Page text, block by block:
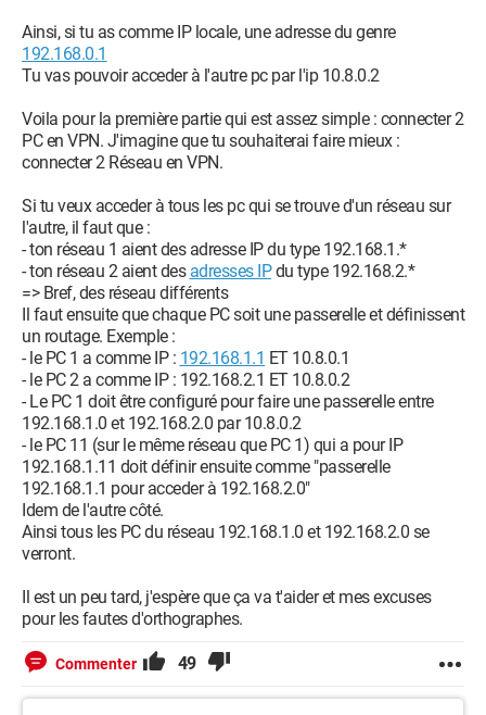
Ainsi, si tu as comme IP locale, une adresse du genre
192.168.0.1
Tu vas pouvoir acceder à l'autre pc par l'ip 10.8.0.2
Voila pour la première partie qui est assez simple : connecter 2
PC en VPN. J'imagine que tu souhaiterai faire mieux :
connecter 2 Réseau en VPN.
Si tu veux acceder à tous les pc qui se trouve d'un réseau sur
l'autre, il faut que :
- ton réseau 1 aient des adresse IP du type 192.168.1.*
- ton réseau 2 aient des adresses IPdu type 192.168.2.*
=> Bref, des réseau différents
Il faut ensuite que chaque PC soit une passerelle et définissent
un routage. Exemple :
- le PC 1 a comme IP : 192.168.1.1 ET 10.8.0.1
- le PC 2 a comme IP : 192.168.2.1 ET 10.8.0.2
- Le PC 1 doit être configuré pour faire une passerelle entre
192.168.1.0 et 192.168.2.0 par 10.8.0.2
- le PC 11 (sur le même réseau que PC 1) qui a pour IP
192.168.1.11 doit définir ensuite comme "passerelle
192.168.1.1 pour acceder à 192.168.2.0"
Idem de l'autre côté.
Ainsi tous les PC du réseau 192.168.1.0 et 192.168.2.0 se
verront.
Il est un peu tard, j'espère que ça va t'aider et mes excuses
pour les fautes d'orthographes.
Commenter 49